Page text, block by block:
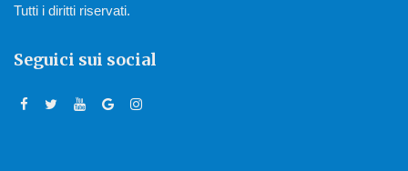
Tutti i diritti riservati.
Seguici sui social